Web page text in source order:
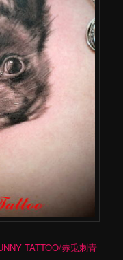
TATTOO/赤兎刺青